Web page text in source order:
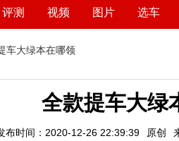
评测 视频 图片 选车
车大绿本在哪领
全款提车大绿
布时间：2020-12-26 22:39:39 原创